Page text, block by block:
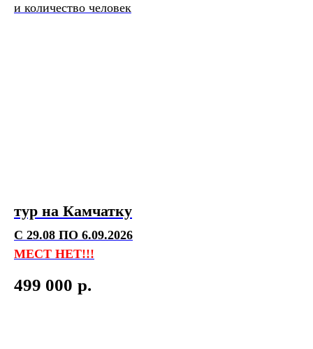
и количество человек
тур на Камчатку
С 29.08 ПО 6.09.2026
МЕСТ НЕТ!!!
499 000 р.